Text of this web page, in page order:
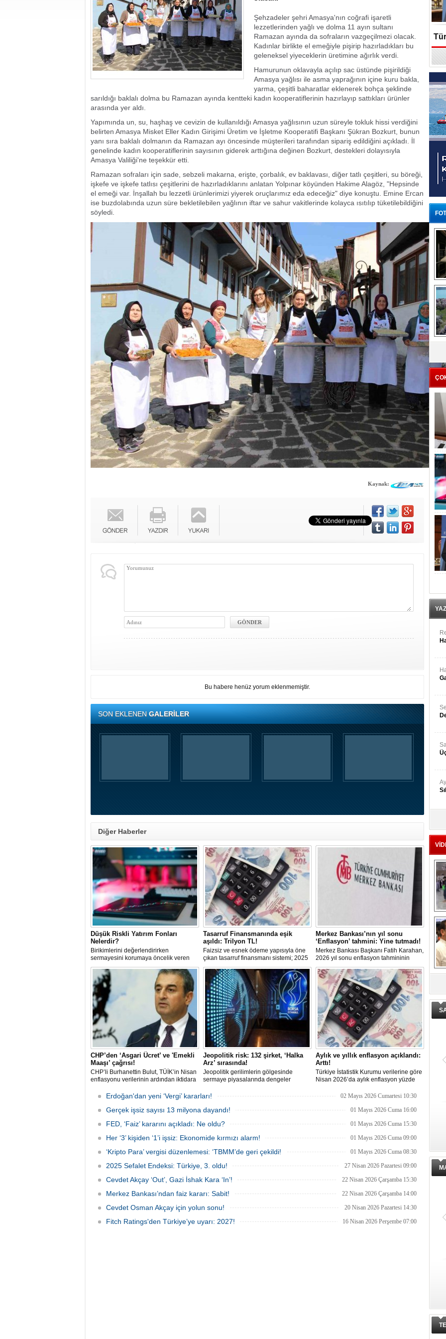
Şehzadeler şehri Amasya'nın coğrafi işaretli
lezzetlerinden yağlı ve dolma 11 ayın sultanı
Ramazan ayında da sofraların vazgeçilmezi olacak.
Kadınlar birlikte el emeğiyle pişirip hazırladıkları bu
geleneksel yiyeceklerin üretimine ağırlık verdi.
Hamurunun oklavayla açılıp sac üstünde pişirildiği
Amasya yağlısı ile asma yaprağının içine kuru bakla,
yarma, çeşitli baharatlar eklenerek bohça şeklinde
sarıldığı baklalı dolma bu Ramazan ayında kentteki kadın kooperatiflerinin hazırlayıp sattıkları ürünler
arasında yer aldı.
Yapımında un, su, haşhaş ve cevizin de kullanıldığı Amasya yağlısının uzun süreyle tokluk hissi verdiğini
belirten Amasya Misket Eller Kadın Girişimi Üretim ve İşletme Kooperatifi Başkanı Şükran Bozkurt, bunun
yanı sıra baklalı dolmanın da Ramazan ayı öncesinde müşterileri tarafından sipariş edildiğini açıkladı. İl
genelinde kadın kooperatiflerinin sayısının giderek arttığına değinen Bozkurt, destekleri dolayısıyla
Amasya Valiliği'ne teşekkür etti.
Ramazan sofraları için sade, sebzeli makarna, erişte, çorbalık, ev baklavası, diğer tatlı çeşitleri, su böreği,
işkefe ve işkefe tatlısı çeşitlerini de hazırladıklarını anlatan Yolpınar köyünden Hakime Alagöz, "Hepsinde
el emeği var. İnşallah bu lezzetli ürünlerimizi yiyerek oruçlarımız eda edeceğiz" diye konuştu. Emine Ercan
ise buzdolabında uzun süre bekletilebilen yağlının iftar ve sahur vakitlerinde kolayca ısıtılıp tüketilebildiğini
söyledi.
Kaynak:
Bu habere henüz yorum eklenmemiştir.
SON EKLENENGALERİLER
Diğer Haberler
Düşük Riskli Yatırım Fonları
Nelerdir?
Birikimlerini değerlendirirken
sermayesini korumaya öncelik veren
yatırımcılar için düşük riskli fonlar
önemli bir alternatif sunar.
Tasarruf Finansmanında eşik
aşıldı: Trilyon TL!
Faizsiz ve esnek ödeme yapısıyla öne
çıkan tasarruf finansmanı sistemi; 2025
itibariyle trilyon TL’yi aşan işlem
hacmine ulaşarak ana akım bir finansal
modele dönüştü. Dar ve orta gelirli
kesime; ev ve araç sahibi olma yolunda
güçlü bir alternatif sunuyor.
Merkez Bankası’nın yıl sonu
‘Enflasyon’ tahmini: Yine tutmadı!
Merkez Bankası Başkanı Fatih Karahan,
2026 yıl sonu enflasyon tahmininin
yüzde 16'dan yüzde 24'e yükseltildiğini
bildirdi. Karahan ayrıca birçok
ekonomide büyüme öngörülerinin aşağı
yönde güncellendiğinin görüldüğünü
söyledi.
CHP’den ‘Asgari Ücret’ ve 'Emekli
Maaşı’ çağrısı!
CHP’li Burhanettin Bulut, TÜİK’in Nisan
enflasyonu verilerinin ardından iktidara
yaptı. Bulut; hayat pahalılığı karşısında
mevcut gelirlerle geçinmenin mümkün
olmadığını belirtti.
Jeopolitik risk: 132 şirket, ‘Halka
Arz’ sırasında!
Jeopolitik gerilimlerin gölgesinde
sermaye piyasalarında dengeler
halka arz cephesine dikkat çekti.
132 şirketin halka arz için sırada
firmaların borsaya yöneliminin
Aylık ve yıllık enflasyon açıklandı:
Arttı!
Türkiye İstatistik Kurumu verilerine göre
Nisan 2026’da aylık enflasyon yüzde
oldu. Açıklanan rakamlar; piyasa
Erdoğan'dan yeni ‘Vergi’ kararları! 02 Mayıs 2026 Cumartesi 10:30
Gerçek işsiz sayısı 13 milyona dayandı! 01 Mayıs 2026 Cuma 16:00
FED, ‘Faiz’ kararını açıkladı: Ne oldu? 01 Mayıs 2026 Cuma 15:30
Her ‘3’ kişiden ‘1’i işsiz: Ekonomide kırmızı alarm! 01 Mayıs 2026 Cuma 09:00
‘Kripto Para’ vergisi düzenlemesi: ‘TBMM’de geri çekildi! 01 Mayıs 2026 Cuma 08:30
2025 Sefalet Endeksi: Türkiye, 3. oldu! 27 Nisan 2026 Pazartesi 09:00
Cevdet Akçay ‘Out’, Gazi İshak Kara ‘In’! 22 Nisan 2026 Çarşamba 15:30
Merkez Bankası’ndan faiz kararı: Sabit! 22 Nisan 2026 Çarşamba 14:00
Cevdet Osman Akçay için yolun sonu! 20 Nisan 2026 Pazartesi 14:30
Fitch Ratings'den Türkiye’ye uyarı: 2027! 16 Nisan 2026 Perşembe 07:00